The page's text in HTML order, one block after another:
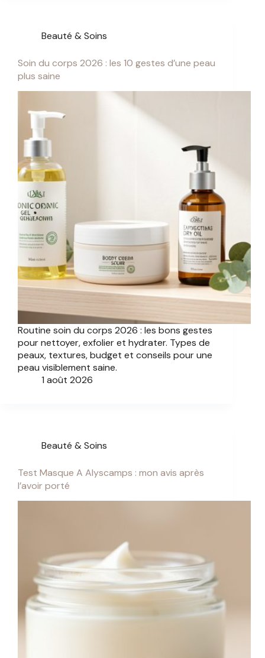
Beauté & Soins
Soin du corps 2026 : les 10 gestes d’une peau
plus saine
Routine soin du corps 2026 : les bons gestes
pour nettoyer, exfolier et hydrater. Types de
peaux, textures, budget et conseils pour une
peau visiblement saine.
1 août 2026
Beauté & Soins
Test Masque A Alyscamps : mon avis après
l’avoir porté